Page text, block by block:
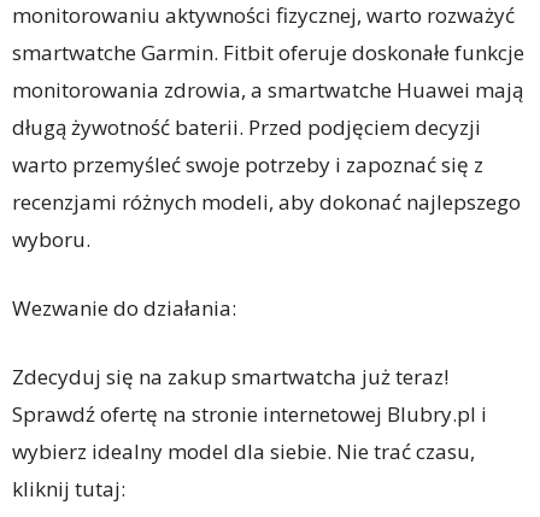
monitorowaniu aktywności fizycznej, warto rozważyć
smartwatche Garmin. Fitbit oferuje doskonałe funkcje
monitorowania zdrowia, a smartwatche Huawei mają
długą żywotność baterii. Przed podjęciem decyzji
warto przemyśleć swoje potrzeby i zapoznać się z
recenzjami różnych modeli, aby dokonać najlepszego
wyboru.
Wezwanie do działania:
Zdecyduj się na zakup smartwatcha już teraz!
Sprawdź ofertę na stronie internetowej Blubry.pl i
wybierz idealny model dla siebie. Nie trać czasu,
kliknij tutaj: